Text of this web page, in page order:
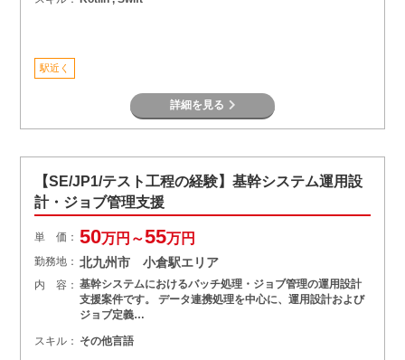
駅近く
詳細を見る
【SE/JP1/テスト工程の経験】基幹システム運用設
計・ジョブ管理支援
単 価： 50万円～55万円
勤務地： 北九州市 小倉駅エリア
内 容： 基幹システムにおけるバッチ処理・ジョブ管理の運用設計
支援案件です。 データ連携処理を中心に、運用設計および
ジョブ定義…
スキル： その他言語